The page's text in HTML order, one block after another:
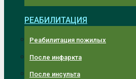
РЕАБИЛИТАЦИЯ
Реабилитация пожилых
После инфаркта
После инсульта